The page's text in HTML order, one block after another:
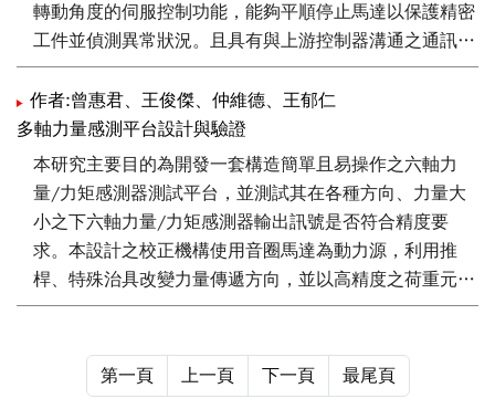
我們並提出一個以線上計算方式得出一個待測感應馬達的
轉矩速度曲線。利用所建模型，以傳統的直流測試、無載
參數及感應馬達在穩態的轉矩方程式，以線上計算方式即
可得出該待測感應馬達的轉矩速度曲線。並用所建模型，
仿照動力計的方法，在馬達模型的轉矩輸入端加一斜坡負
載轉矩，得出施加負載後的轉矩速度曲線圖。比較仿照動
力計的方法和線上計算方法，兩者所得到的轉矩速度曲線
相差不大，說明所提線上計算量測感應馬達轉矩速度曲線
方法的可行性。
轉動角度的伺服控制功能，能夠平順停止馬達以保護精密
工件並偵測異常狀況。且具有與上游控制器溝通之通訊界
面，能夠即時設定工作參數，在同時間內進行不同扭力需
求的螺絲擰緊工作，傳輸工作資料，作為品質控制的依
據。本文研究高速力回饋控制設計及模擬技術，利用機電
整合優勢，嵌入感測模組於鎖附單元。研究成果顯現在組
裝策略融入力量估測器，並透過實驗室驗證平台之模擬，
可提供國內自動化設備商能快速整合，並擴大產業應用範
圍。對於製造廠商可以增加原有產品線的性能，而對於電
子裝配業而言可以得到低成本的工作站與更佳的裝配品
質。
作者:曾惠君、王俊傑、仲維德、王郁仁
多軸力量感測平台設計與驗證
本研究主要目的為開發一套構造簡單且易操作之六軸力
量/力矩感測器測試平台，並測試其在各種方向、力量大
小之下六軸力量/力矩感測器輸出訊號是否符合精度要
求。本設計之校正機構使用音圈馬達為動力源，利用推
桿、特殊治具改變力量傳遞方向，並以高精度之荷重元作
為力量可靠度的驗證。在控制方面，利用音圈馬達、荷重
Labview人機介面控制輸出力量/力矩與荷重元數值顯示，
因此，使用者可得知校正機構的力量/力矩輸出狀況，此
第一頁 上一頁 下一頁 最尾頁